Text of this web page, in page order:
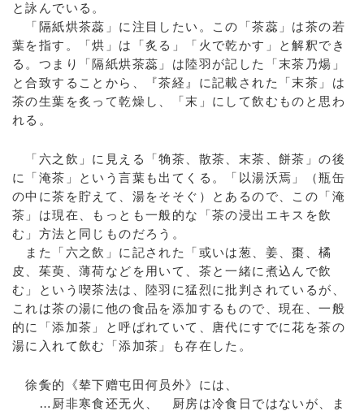
と詠んでいる。
「隔紙烘茶蕊」に注目したい。この「茶蕊」は茶の若
葉を指す。「烘」は「炙る」「火で乾かす」と解釈でき
る。つまり「隔紙烘茶蕊」は陸羽が記した「末茶乃煬」
と合致することから、『茶経』に記載された「末茶」は
茶の生葉を炙って乾燥し、「末」にして飲むものと思わ
れる。
「六之飲」に見える「觕茶、散茶、末茶、餅茶」の後
に「淹茶」という言葉も出てくる。「以湯沃焉」（瓶缶
の中に茶を貯えて、湯をそそぐ）とあるので、この「淹
茶」は現在、もっとも一般的な「茶の浸出エキスを飲
む」方法と同じものだろう。
また「六之飲」に記された「或いは葱、姜、棗、橘
皮、茱萸、薄荷などを用いて、茶と一緒に煮込んで飲
む」という喫茶法は、陸羽に猛烈に批判されているが、
これは茶の湯に他の食品を添加するもので、現在、一般
的に「添加茶」と呼ばれていて、唐代にすでに花を茶の
湯に入れて飲む「添加茶」も存在した。
徐夤的《辇下赠屯田何员外》には、
…厨非寒食还无火、 厨房は冷食日ではないが、ま